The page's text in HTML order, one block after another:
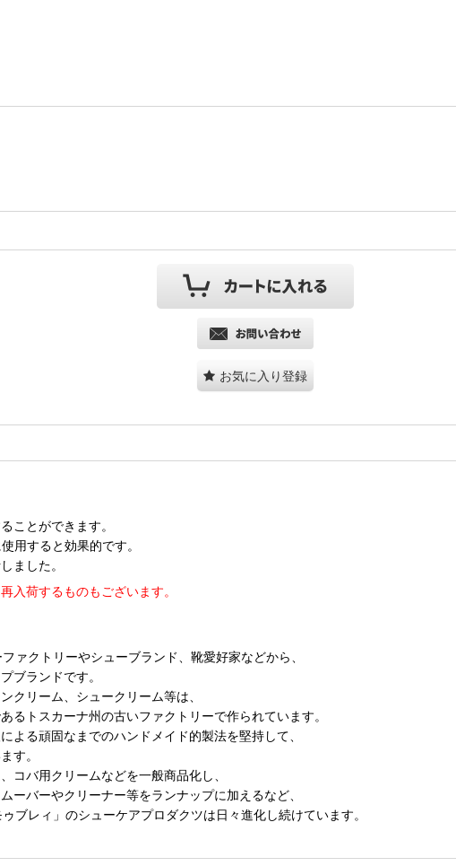
お気に入り登録
ことができます。
用すると効果的です。
ました。
入荷するものもございます。
ァクトリーやシューブランド、靴愛好家などから、
ブランドです。
クリーム、シュークリーム等は、
トスカーナ州の古いファクトリーで作られています。
る頑固なまでのハンドメイド的製法を堅持して、
す。
コバ用クリームなどを一般商品化し、
バーやクリーナー等をランナップに加えるなど、
ブレィ」のシューケアプロダクツは日々進化し続けています。